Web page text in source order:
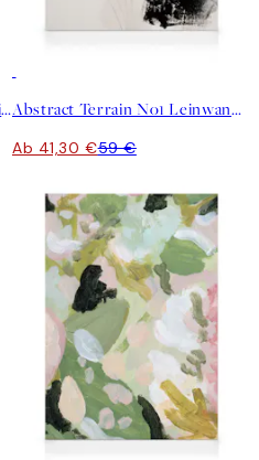
Contemporary Greens No1 Leinwandbild Abstract Terrain No1 Leinwandbild
Ab 41,30 €59 €